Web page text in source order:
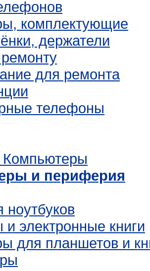
комплектующие
держатели
для ремонта
телефоны
Компьютеры
и периферия
электронные книги
для планшетов и